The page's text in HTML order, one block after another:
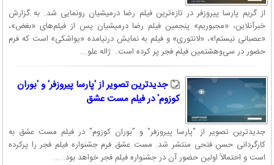
از گریم پارسا پیروزفر در تازه‌ترین فیلم رضا درمیشیان رونمایی شد. به گزارش
خبرآنلاین، «مجبوریم» پنجمین فیلم رضا درمیشیان پس از فیلم‌های «بغض»،
«عصبانی نیستم!»، «لانتوری» و فیلم به نمایش درنیامده «یواشکی» است که فرم
حضور در سی‌وهشتمین فیلم فجر پر کرده است. ژاله علو...
جدیدترین تصویر از 'پارسا پیروزفر' و 'بوران
کوزوم' در فیلم مست عشق
جدیدترین تصویر از "پارسا پیروزفر" و "بوران کوزوم" در فیلم مست عشق به
کارگردانی حسن فتحی منتشر شد. مست عشق فرم جشنواره فیلم فجر را پرکرده
است و احتمالاً اولین حضور آن در جشنواره فیلم فجر خواهد بود. ...